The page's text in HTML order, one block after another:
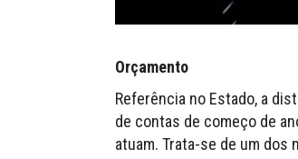
Orçamento
Referência no Estado, a
de contas de começo de
atuam. Trata-se de um dos